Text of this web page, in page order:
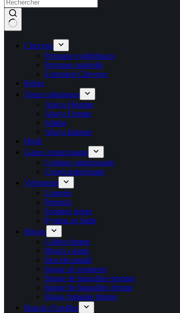
Cheveux
Perruque synthétiques
Perruque naturelle
Extension Cheveux
Robes
Tenue islamiques
Abaya Homme
Abaya Femme
Jellaba
Abaya kimono
Hijab
Gaine Amincissante
Ceinture amincissante
Corset amincissant
Vêtements
Lingerie
Peignoir
Soutiens gorge
Pyjama en Satin
Bijoux
Collier femme
Bijoux couple
Bracelet amitié
Bague de promesse
Bague de fiançailles homme
Bague de fiançailles femme
Bague fantaisie femme
Boucle d’oreilles